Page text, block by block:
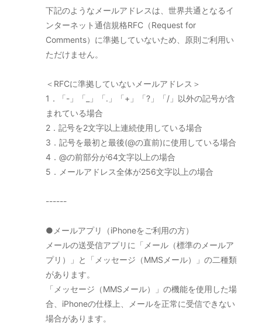
下記のようなメールアドレスは、世界共通となるイ
ンターネット通信規格RFC（Request for
Comments）に準拠していないため、原則ご利用い
ただけません。
＜RFCに準拠していないメールアドレス＞
1．「-」「_」「.」「+」「?」「/」以外の記号が含
まれている場合
2．記号を2文字以上連続使用している場合
3．記号を最初と最後(@の直前)に使用している場合
4．@の前部分が64文字以上の場合
5．メールアドレス全体が256文字以上の場合
------
●メールアプリ（iPhoneをご利用の方）
メールの送受信アプリに「メール（標準のメールア
プリ）」と「メッセージ（MMSメール）」の二種類
があります。
「メッセージ（MMSメール）」の機能を使用した場
合、iPhoneの仕様上、メールを正常に受信できない
場合があります。